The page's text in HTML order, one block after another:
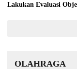
Lakukan Evaluasi
OLAHRAGA